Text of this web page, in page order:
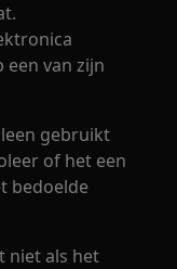
een van zijn
gebruikt
of het een
bedoelde
niet als het